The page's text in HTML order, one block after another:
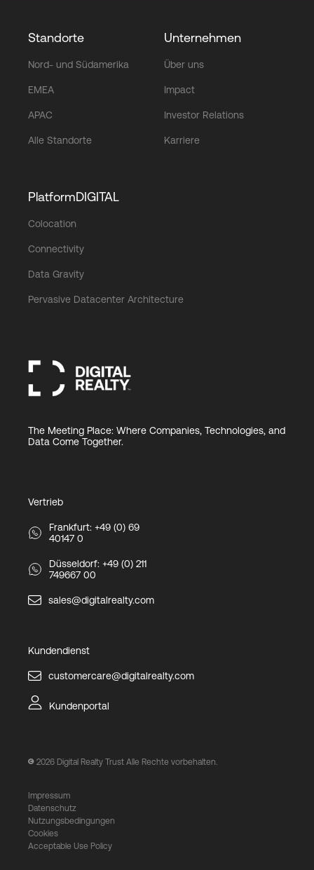
Standorte
Nord- und Südamerika
EMEA
APAC
Alle Standorte
Unternehmen
Über uns
Impact
Investor Relations
Karriere
PlatformDIGITAL
Colocation
Connectivity
Data Gravity
Pervasive Datacenter Architecture
The Meeting Place: Where Companies, Technologies, and
Data Come Together.
Vertrieb
Frankfurt: +49 (0) 69
40147 0
Düsseldorf: +49 (0) 211
749667 00
sales@digitalrealty.com
Kundendienst
customercare@digitalrealty.com
Kundenportal
2026 Digital Realty Trust Alle Rechte vorbehalten.
Impressum
Datenschutz
Nutzungsbedingungen
Cookies
Acceptable Use Policy